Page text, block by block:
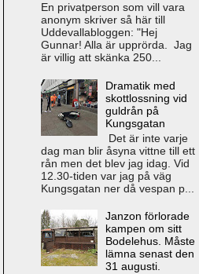
En privatperson som vill vara
anonym skriver så här till
Uddevallabloggen: "Hej
Gunnar! Alla är upprörda. Jag
är villig att skänka 250...
Dramatik med
skottlossning vid
guldrån på
Kungsgatan
Det är inte varje
dag man blir åsyna vittne till ett
rån men det blev jag idag. Vid
12.30-tiden var jag på väg
Kungsgatan ner då vespan p...
Janzon förlorade
kampen om sitt
Bodelehus. Måste
lämna senast den
31 augusti.